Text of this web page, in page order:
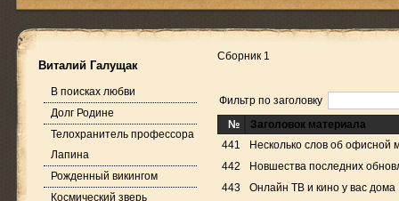
Виталий Галущак
В поисках любви
Долг Родине
Телохранитель профессора
Лапина
Рожденный викингом
Космический зверь
Сборник 1
Фильтр по заголовку
№
Заголовок материала
441
Несколько слов об офисной
442
Новшества последних
443
Онлайн ТВ и кино у вас дома